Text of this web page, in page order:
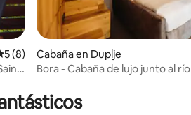
promedio: 5 de 5, 8 reseñas
5 (8)
Cabaña en Duplje
Bora - Cabaña de lujo junto al río